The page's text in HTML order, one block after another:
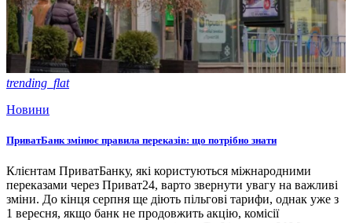
trending_flat
Новини
ПриватБанк змінює правила переказів: що потрібно знати
Клієнтам ПриватБанку, які користуються міжнародними
переказами через Приват24, варто звернути увагу на важливі
зміни. До кінця серпня ще діють пільгові тарифи, однак уже з
1 вересня, якщо банк не продовжить акцію, комісії